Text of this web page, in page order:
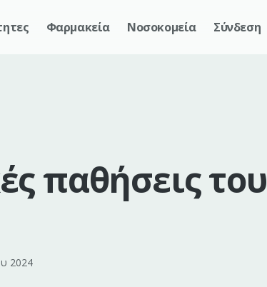
Φαρμακεία Νοσοκομεία Σύνδεση
παθήσεις του
2024